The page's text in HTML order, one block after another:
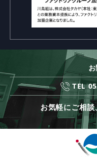
TEL
お気軽にご相